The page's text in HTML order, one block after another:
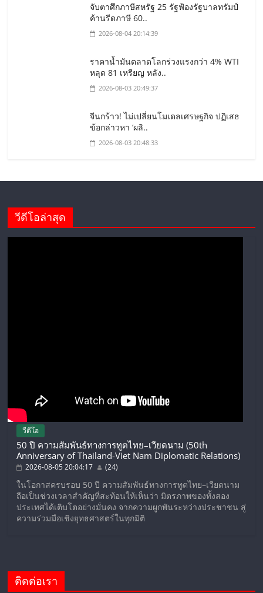
จับตาศึกภาษีสหรัฐ 25 รัฐฟ้องรัฐบาลทรัมป์
ค้านรีดภาษี 60..
2026-08-04 20:14:39
ราคาน้ำมันตลาดโลกร่วงแรงกว่า 4% WTI
หลุด 81 เหรียญ หลัง..
2026-08-03 20:49:37
จีนกร้าว! ไม่เปลี่ยนโมเดลเศรษฐกิจ ปฏิเสธ
ข้อกล่าวหา ‘ผลิ..
2026-08-03 20:48:33
วีดีโอล่าสุด
วีดีโอ
50 ปี ความสัมพันธ์ทางการทูตไทย–เวียดนาม (50th
Anniversary of Thailand-Viet Nam Diplomatic Relations)
2026-08-05 20:04:17 (24)
ในโอกาสครบรอบ 50 ปี ความสัมพันธ์ทางการทูตไทย–เวียดนาม
ถือเป็นช่วงเวลาสำคัญที่สะท้อนให้เห็นว่า มิตรภาพของทั้งสอง
ประเทศได้เติบโตอย่างมั่นคง จากความผูกพันระหว่างประชาชน สู่
ความร่วมมือเชิงยุทธศาสตร์ในทุกมิติ
ติดต่อเรา